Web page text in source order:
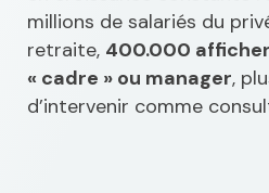
millions de salariés du
retraite, 400.000
« cadre » ou manager,
d’intervenir comme